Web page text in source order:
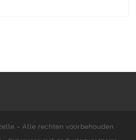
– Alle rechten voorbehouden